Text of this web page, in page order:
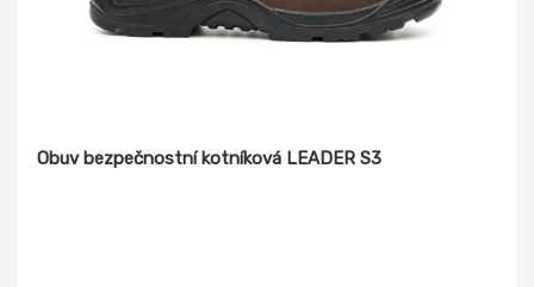
Obuv bezpečnostní kotníková LEADER S3